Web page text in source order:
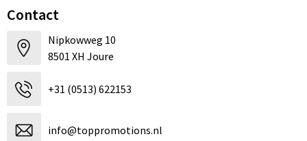
Contact
Nipkowweg 10
8501 XH Joure
+31 (0513) 622153
info@toppromotions.nl